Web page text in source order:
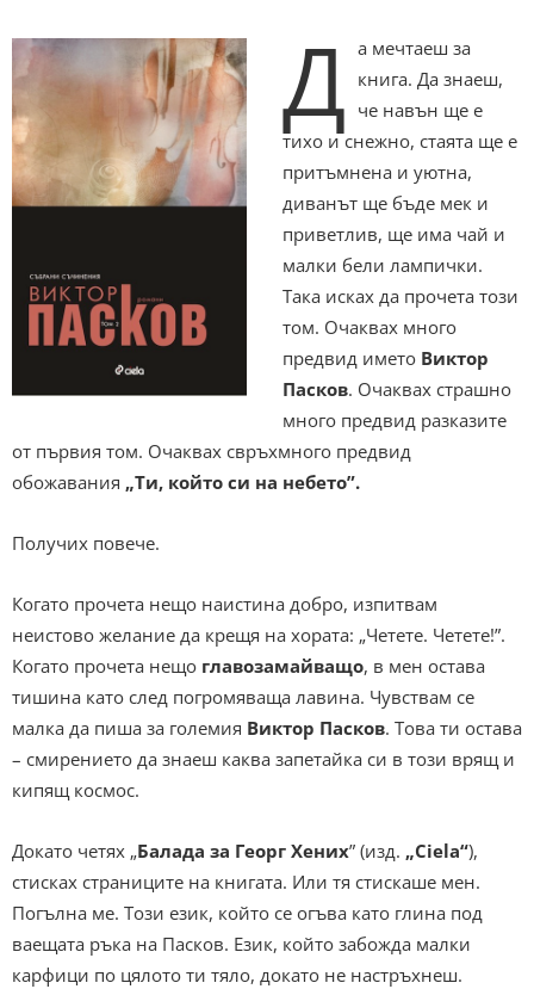
Д а мечтаеш за
книга. Да знаеш,
че навън ще е
тихо и снежно, стаята ще е
притъмнена и уютна,
диванът ще бъде мек и
приветлив, ще има чай и
малки бели лампички.
Така исках да прочета този
том. Очаквах много
предвид името Виктор
Пасков. Очаквах страшно
много предвид разказите
от първия том. Очаквах свръхмного предвид
обожавания „Ти, който си на небето”.
Получих повече.
Когато прочета нещо наистина добро, изпитвам
неистово желание да крещя на хората: „Четете. Четете!”.
Когато прочета нещо главозамайващо, в мен остава
тишина като след погромяваща лавина. Чувствам се
малка да пиша за големия Виктор Пасков. Това ти остава
– смирението да знаеш каква запетайка си в този врящ и
кипящ космос.
Докато четях „Балада за Георг Хених” (изд. „Ciela“),
стисках страниците на книгата. Или тя стискаше мен.
Погълна ме. Този език, който се огъва като глина под
ваещата ръка на Пасков. Език, който забожда малки
карфици по цялото ти тяло, докато не настръхнеш.